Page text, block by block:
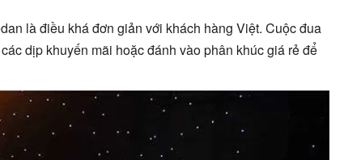
là điều khá đơn giản với khách hàng Việt. Cuộc đua
dịp khuyến mãi hoặc đánh vào phân khúc giá rẻ để